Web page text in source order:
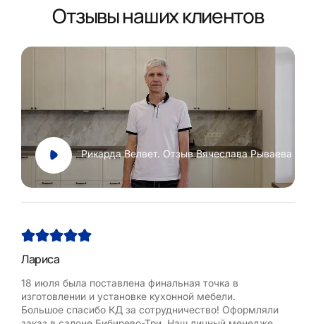
Отзывы наших клиентов
Рикарда Велвет. Отзыв Вячеслава Рываева
Лариса
18 июля была поставлена финальная точка в
изготовлении и установке кухонной мебели.
Большое спасибо КД за сотрудничество! Оформляли